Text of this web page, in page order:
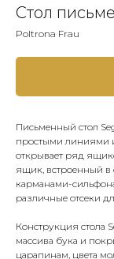
Стол
Poltrona Frau
Письменный стол
простыми линиями
открывает ряд
ящик, встроенный
карманами-
различные отсеки
Конструкция стола
массива бука и
царапинам, цвета